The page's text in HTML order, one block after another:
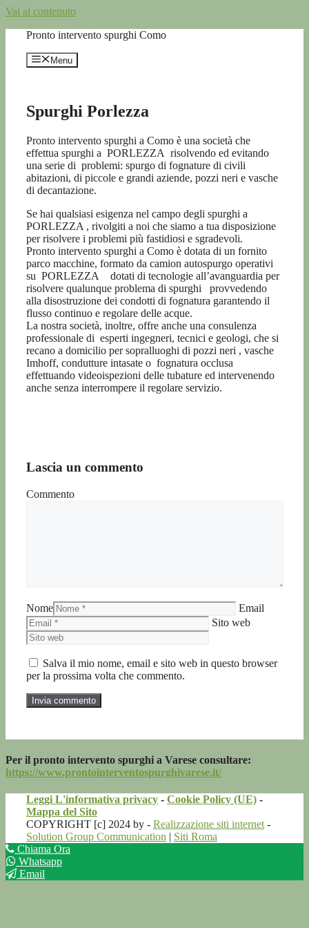
Vai al contenuto
Pronto intervento spurghi Como
Menu
Spurghi Porlezza
Pronto intervento spurghi a Como è una società che
effettua spurghi a PORLEZZA risolvendo ed evitando
una serie di problemi: spurgo di fognature di civili
abitazioni, di piccole e grandi aziende, pozzi neri e vasche
di decantazione.
Se hai qualsiasi esigenza nel campo degli spurghi a
PORLEZZA , rivolgiti a noi che siamo a tua disposizione
per risolvere i problemi più fastidiosi e sgradevoli.
Pronto intervento spurghi a Como è dotata di un fornito
parco macchine, formato da camion autospurgo operativi
su PORLEZZA dotati di tecnologie all’avanguardia per
risolvere qualunque problema di spurghi provvedendo
alla disostruzione dei condotti di fognatura garantendo il
flusso continuo e regolare delle acque.
La nostra società, inoltre, offre anche una consulenza
professionale di esperti ingegneri, tecnici e geologi, che si
recano a domicilio per sopralluoghi di pozzi neri , vasche
Imhoff, condutture intasate o fognatura occlusa
effettuando videoispezioni delle tubature ed intervenendo
anche senza interrompere il regolare servizio.
Lascia un commento
Commento
Nome
Email
Sito web
Salva il mio nome, email e sito web in questo browser
per la prossima volta che commento.
Per il pronto intervento spurghi a Varese consultare:
https://www.prontointerventospurghivarese.it/
Leggi L'informativa privacy - Cookie Policy (UE) -
Mappa del Sito
COPYRIGHT [c] 2024 by - Realizzazione siti internet -
Solution Group Communication | Siti Roma
Chiama Ora
Whatsapp
Email